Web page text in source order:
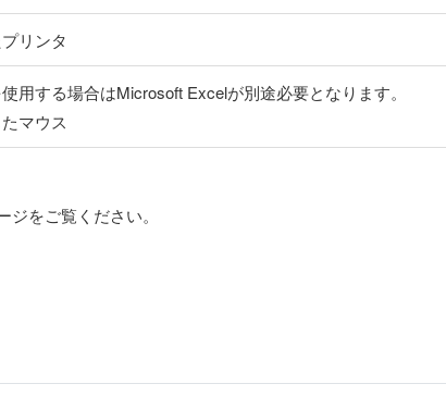
リンタ
用する場合はMicrosoft Excelが別途必要となります。
マウス
をご覧ください。